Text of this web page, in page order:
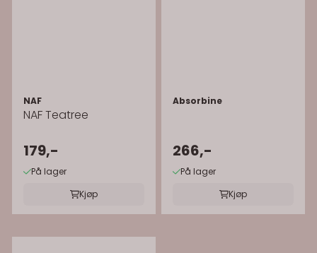
NAF
NAF Teatree
179,-
På lager
Kjøp
Absorbine
266,-
På lager
Kjøp